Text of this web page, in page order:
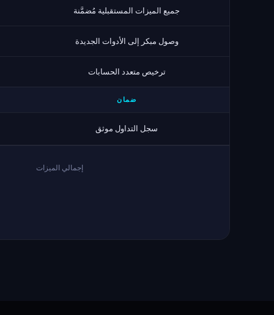
جميع الميزات المستقبلية مُضمَّنة
وصول مبكر إلى الأدوات الجديدة
ترخيص متعدد الحسابات
ضمان
سجل التداول موثق
إجمالي الميزات